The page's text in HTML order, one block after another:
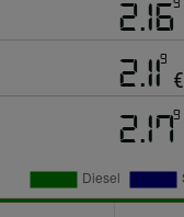
2.16
2.119
€
2.179